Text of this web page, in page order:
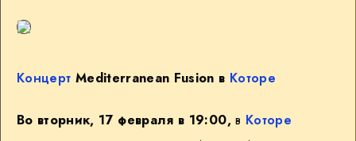
Концерт Mediterranean Fusion в Которе
Во вторник, 17 февраля в 19:00,в Которе